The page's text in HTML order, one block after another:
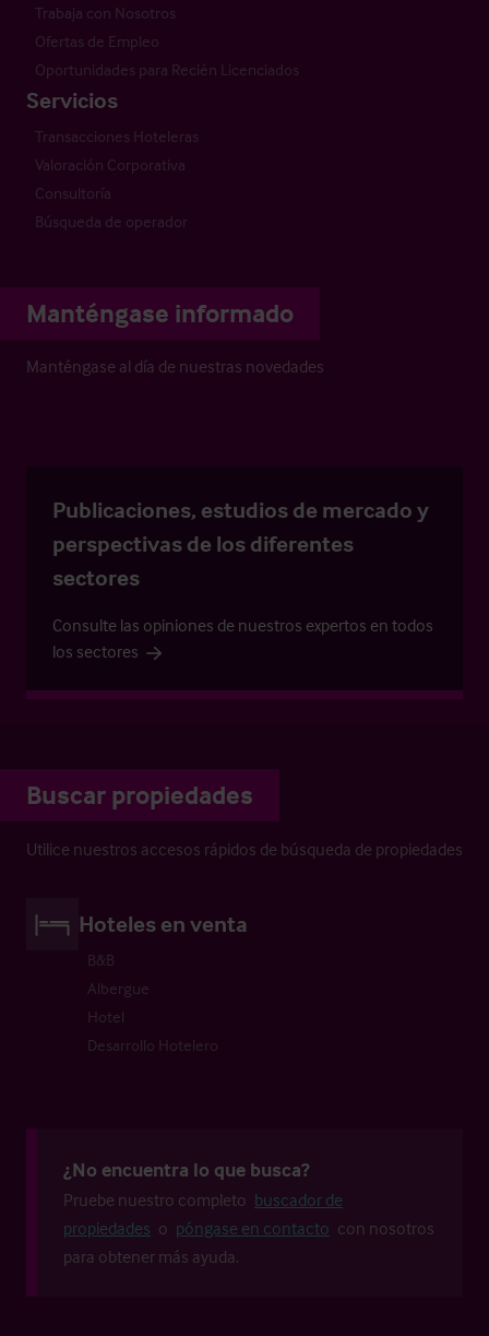
Trabaja con Nosotros
Ofertas de Empleo
Oportunidades para Recién Licenciados
Servicios
Transacciones Hoteleras
Valoración Corporativa
Consultoría
Búsqueda de operador
Manténgase informado
Manténgase al día de nuestras novedades
Publicaciones, estudios de mercado y
perspectivas de los diferentes
sectores
Consulte las opiniones de nuestros expertos en todos
los sectores
Buscar propiedades
Utilice nuestros accesos rápidos de búsqueda de propiedades
Hoteles en venta
B&B
Albergue
Hotel
Desarrollo Hotelero
¿No encuentra lo que busca?
Pruebe nuestro completo buscador de
propiedades o póngase en contacto con nosotros
para obtener más ayuda.